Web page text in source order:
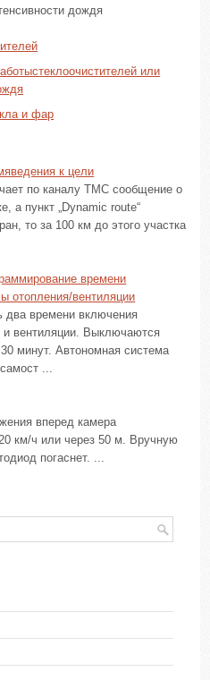
дождя
или
и фар
к цели
по каналу TMC сообщение о
а пункт „Dynamic route“
то за 100 км до этого участка
времени
отопления/вентиляции
два времени включения
и вентиляции. Выключаются
минут. Автономная система
...
вперед камера
км/ч или через 50 м. Вручную
погаснет. ...